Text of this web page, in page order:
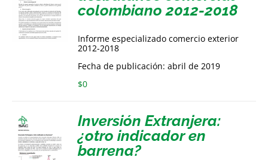
colombiano 2012-2018
Informe especializado comercio exterior
2012-2018
Fecha de publicación: abril de 2019
$0
Inversión Extranjera:
¿otro indicador en
barrena?